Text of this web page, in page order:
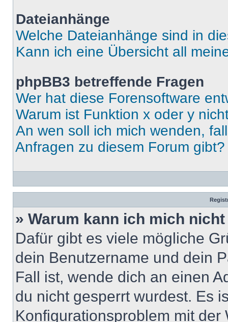
Dateianhänge
Welche Dateianhänge sind in
Kann ich eine Übersicht all
phpBB3 betreffende Fragen
Wer hat diese Forensoftware
Warum ist Funktion x oder y
An wen soll ich mich wenden,
Anfragen zu diesem Forum gibt?
» Warum kann ich mich
Dafür gibt es viele mögliche
dein Benutzername und dein
Fall ist, wende dich an einen
du nicht gesperrt wurdest. Es
Konfigurationsproblem mit